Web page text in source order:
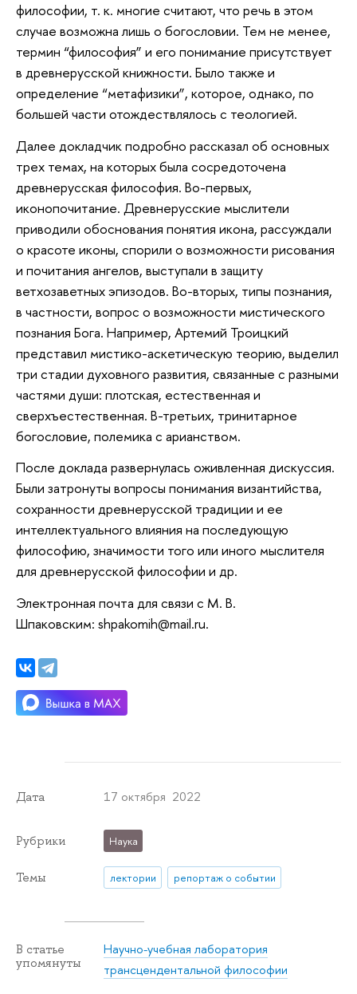
философии, т. к. многие считают, что речь в этом
случае возможна лишь о богословии. Тем не менее,
термин “философия” и его понимание присутствует
в древнерусской книжности. Было также и
определение “метафизики”, которое, однако, по
большей части отождествлялось с теологией.
Далее докладчик подробно рассказал об основных
трех темах, на которых была сосредоточена
древнерусская философия. Во-первых,
иконопочитание. Древнерусские мыслители
приводили обоснования понятия икона, рассуждали
о красоте иконы, спорили о возможности рисования
и почитания ангелов, выступали в защиту
ветхозаветных эпизодов. Во-вторых, типы познания,
в частности, вопрос о возможности мистического
познания Бога. Например, Артемий Троицкий
представил мистико-аскетическую теорию, выделил
три стадии духовного развития, связанные с разными
частями души: плотская, естественная и
сверхъестественная. В-третьих, тринитарное
богословие, полемика с арианством.
После доклада развернулась оживленная дискуссия.
Были затронуты вопросы понимания византийства,
сохранности древнерусской традиции и ее
интеллектуального влияния на последующую
философию, значимости того или иного мыслителя
для древнерусской философии и др.
Электронная почта для связи с М. В.
Шпаковским: shpakomih@mail.ru.
Дата 17 октября 2022
Рубрики Наука
Темы лектории репортаж о событии
В статье
упомянуты
Научно-учебная лаборатория
трансцендентальной философии